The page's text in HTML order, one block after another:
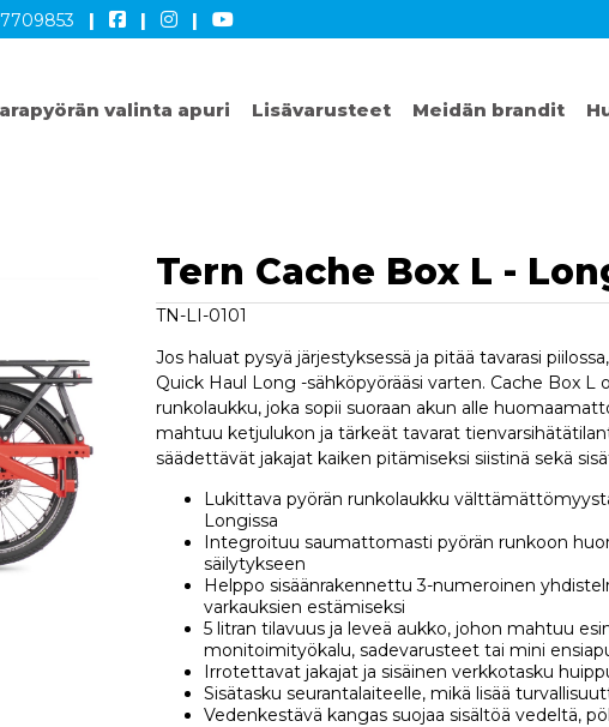
| | |
valinta apuri Lisävarusteet Meidän brandit
Tern Cache Box L -
TN-LI-0101
Jos haluat pysyä järjestyksessä ja pitää tavarasi
Quick Haul Long -sähköpyörääsi varten. Cache Box L
runkolaukku, joka sopii suoraan akun alle
mahtuu ketjulukon ja tärkeät tavarat
säädettävät jakajat kaiken pitämiseksi siistinä sekä
Lukittava pyörän runkolaukku
Longissa
Integroituu saumattomasti pyörän runkoon
säilytykseen
Helppo sisäänrakennettu 3-numeroinen
varkauksien estämiseksi
5 litran tilavuus ja leveä aukko, johon mahtuu
monitoimityökalu, sadevarusteet tai mini
Irrotettavat jakajat ja sisäinen verkkotasku
Sisätasku seurantalaiteelle, mikä lisää
Vedenkestävä kangas suojaa sisältöä vedeltä,